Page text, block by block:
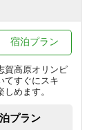
】★お一人様
なめ＆エコアメ
）
】応援プラン
賀高原オリンピ
てすぐにスキ
しめます。
宿泊プラン
プラン